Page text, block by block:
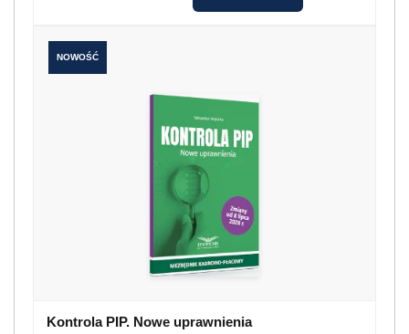
NOWOŚĆ
Kontrola PIP. Nowe uprawnienia